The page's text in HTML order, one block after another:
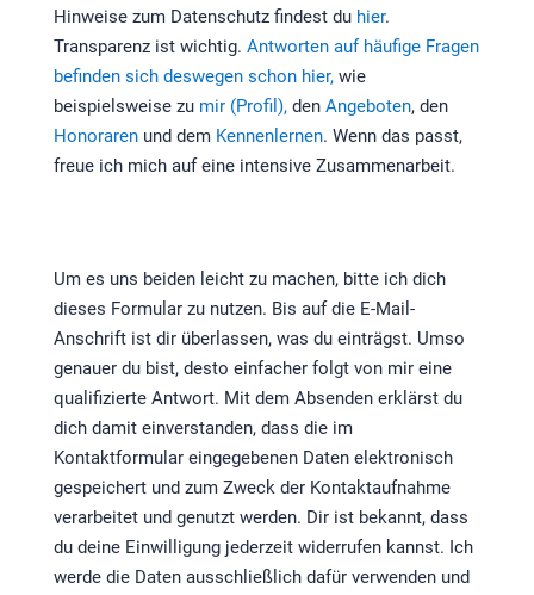
Hinweise zum Datenschutz findest du hier.
Transparenz ist wichtig. Antworten auf häufige Fragen
befinden sich deswegen schon hier,wie
beispielsweise zu mir (Profil),den Angeboten, den
Honorarenund dem Kennenlernen. Wenn das passt,
freue ich mich auf eine intensive Zusammenarbeit.
Um es uns beiden leicht zu machen, bitte ich dich
dieses Formular zu nutzen. Bis auf die E-Mail-
Anschrift ist dir überlassen, was du einträgst. Umso
genauer du bist, desto einfacher folgt von mir eine
qualifizierte Antwort. Mit dem Absenden erklärst du
dich damit einverstanden, dass die im
Kontaktformular eingegebenen Daten elektronisch
gespeichert und zum Zweck der Kontaktaufnahme
verarbeitet und genutzt werden. Dir ist bekannt, dass
du deine Einwilligung jederzeit widerrufen kannst. Ich
werde die Daten ausschließlich dafür verwenden und